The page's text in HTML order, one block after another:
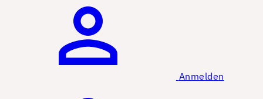
Anmelden